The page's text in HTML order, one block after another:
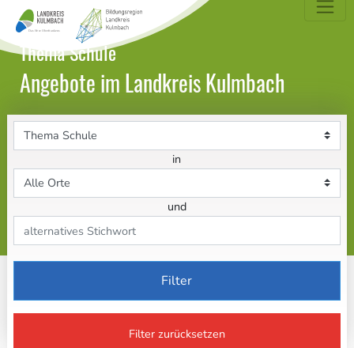
Landkreis Kulmbach
Thema Schule
Angebote im Landkreis Kulmbach
Themenbereich
in
Ort
und
Stichwort
Filter
Filter zurücksetzen